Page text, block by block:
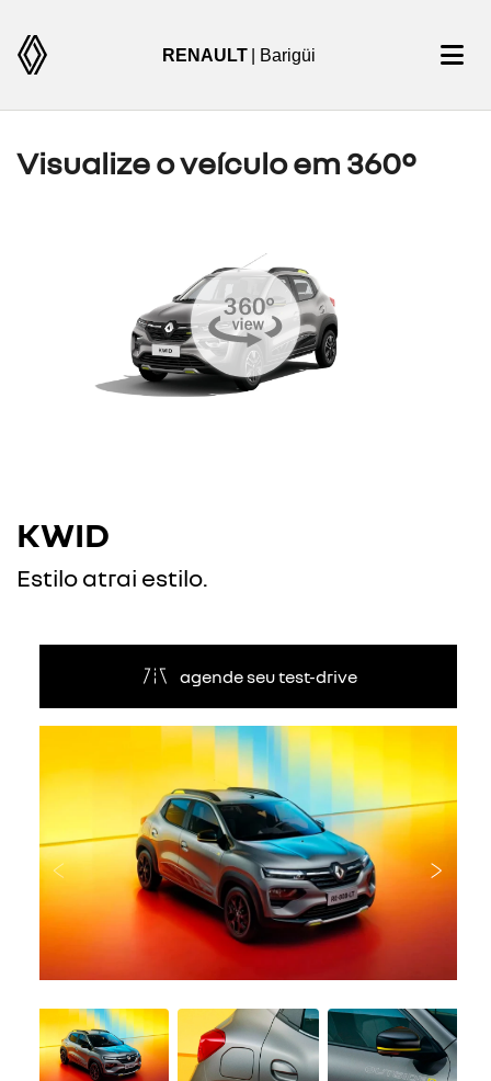
RENAULT | Barigüi
Visualize o veículo em 360°
KWID
Estilo atrai estilo.
agende seu test-drive
Anterior